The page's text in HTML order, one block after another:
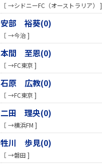
［ →シドニーFC（オーストラリア） ]
安部 裕葵(0)
［ →今治 ]
本間 至恩(0)
［ →FC東京 ]
石原 広教(0)
［ →FC東京 ]
二田 理央(0)
［ →横浜FM ]
牲川 歩見(0)
［ →磐田 ]